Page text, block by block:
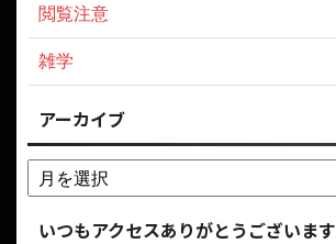
閲覧注意
雑学
アーカイブ
いつもアクセスありがとうございます